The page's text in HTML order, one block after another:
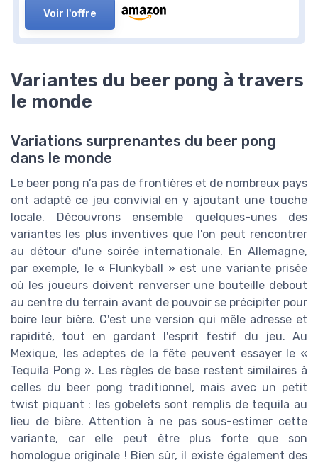
Voir l'offre
Variantes du beer pong à travers
le monde
Variations surprenantes du beer pong
dans le monde
Le beer pong n’a pas de frontières et de nombreux pays
ont adapté ce jeu convivial en y ajoutant une touche
locale. Découvrons ensemble quelques-unes des
variantes les plus inventives que l'on peut rencontrer
au détour d'une soirée internationale. En Allemagne,
par exemple, le « Flunkyball » est une variante prisée
où les joueurs doivent renverser une bouteille debout
au centre du terrain avant de pouvoir se précipiter pour
boire leur bière. C'est une version qui mêle adresse et
rapidité, tout en gardant l'esprit festif du jeu. Au
Mexique, les adeptes de la fête peuvent essayer le «
Tequila Pong ». Les règles de base restent similaires à
celles du beer pong traditionnel, mais avec un petit
twist piquant : les gobelets sont remplis de tequila au
lieu de bière. Attention à ne pas sous-estimer cette
variante, car elle peut être plus forte que son
homologue originale ! Bien sûr, il existe également des